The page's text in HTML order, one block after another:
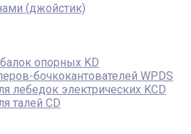
(джойстик)
опорных KD
бочкокантователей WPDS
лебедок электрических KCD
талей CD